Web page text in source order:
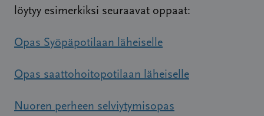
löytyy esimerkiksi seuraavat oppaat:
Opas Syöpäpotilaan läheiselle
Opas saattohoitopotilaan läheiselle
Nuoren perheen selviytymisopas